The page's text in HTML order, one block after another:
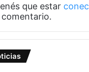
que estar